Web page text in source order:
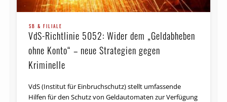
SB & FILIALE
VdS-Richtlinie 5052: Wider dem „Geldabheben
ohne Konto“ – neue Strategien gegen
Kriminelle
VdS (Institut für Ein­bruch­schutz) stellt umfassende
Hilfen für den Schutz von Geld­auto­maten zur Verfügung